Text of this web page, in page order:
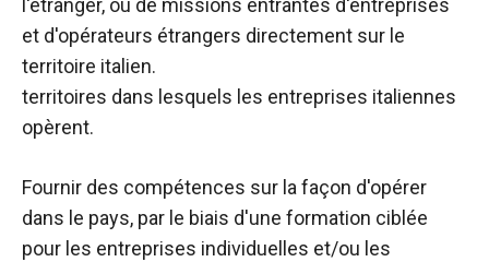
l'étranger, ou de missions entrantes d'entreprises
et d'opérateurs étrangers directement sur le
territoire italien.
territoires dans lesquels les entreprises italiennes
opèrent.
Fournir des compétences sur la façon d'opérer
dans le pays, par le biais d'une formation ciblée
pour les entreprises individuelles et/ou les